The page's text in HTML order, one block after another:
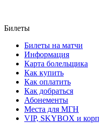
Билеты
Билеты на матчи
Информация
Карта болельщика
Как купить
Как оплатить
Как добраться
Абонементы
Места для МГН
VIP, SKYBOX и